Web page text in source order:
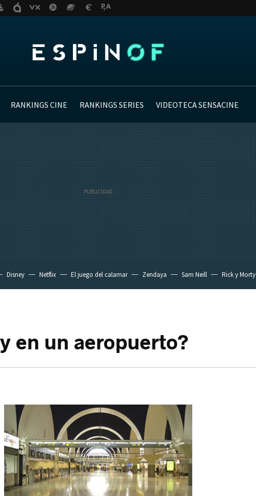
RANKINGS CINE RANKINGS SERIES VIDEOTECA SENSACINE
Disney Netflix El juego del calamar Zendaya Sam Neill Rick y Morty
en un aeropuerto?